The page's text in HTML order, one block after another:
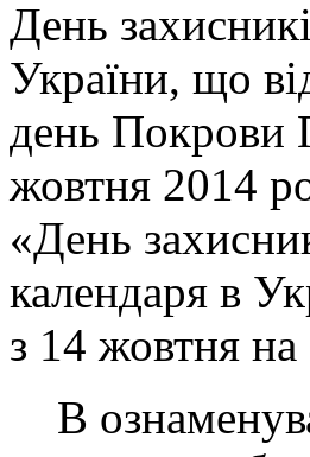
День
України, що
день Покрови
жовтня 2014
«День
календаря в
з 14 жовтня
В